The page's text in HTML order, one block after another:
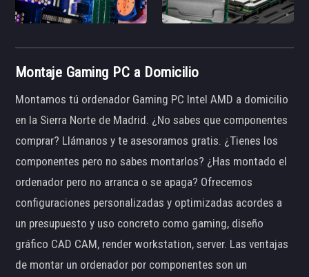
Montaje Gaming PC a Domicilio
Montamos tú ordenador Gaming PC Intel AMD a domicilio
en la Sierra Norte de Madrid. ¿No sabes que componentes
comprar? Llámanos y te asesoramos gratis. ¿Tienes los
componentes pero no sabes montarlos? ¿Has montado el
ordenador pero no arranca o se apaga? Ofrecemos
configuraciones personalizadas y optimizadas acordes a
un presupuesto y uso concreto como gaming, diseño
gráfico CAD CAM, render workstation, server. Las ventajas
de montar un ordenador por componentes son un